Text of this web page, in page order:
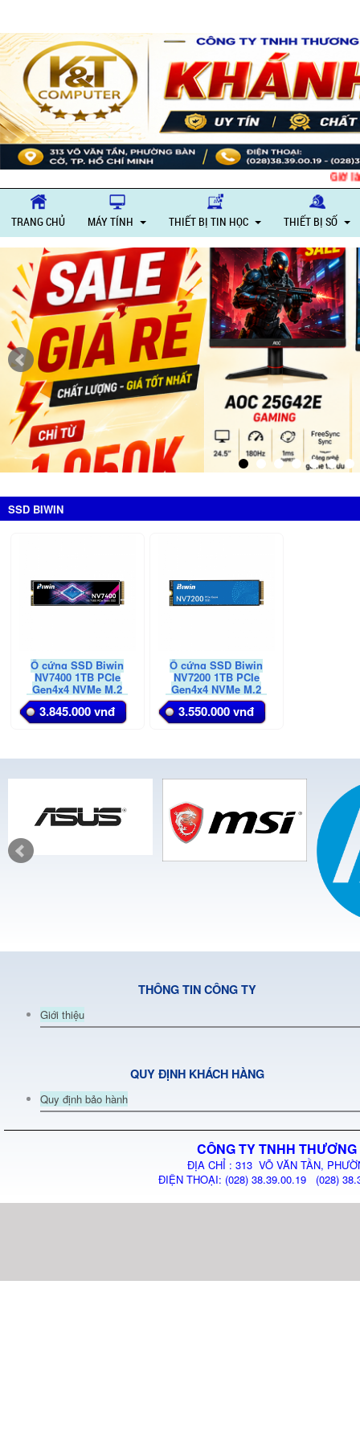
Giờ
TRANG CHỦ MÁY TÍNH THIẾT BỊ TIN HỌC THIẾT BỊ SỐ
SSD BIWIN
Ổ cứng SSD Biwin
NV7400 1TB PCIe
Gen4x4 NVMe M.2
(BNV740001TB-RGX)
3.845.000 vnđ
Ổ cứng SSD Biwin
NV7200 1TB PCIe
Gen4x4 NVMe M.2
(BNV720001TB-RGX)
3.550.000 vnđ
THÔNG TIN CÔNG TY
Giới thiệu
QUY ĐỊNH KHÁCH HÀNG
Quy định bảo hành
CÔNG TY TNHH
ĐỊA CHỈ : 313 VÕ VĂN TẦN,
ĐIỆN THOẠI: (028) 38.39.00.19 (028)